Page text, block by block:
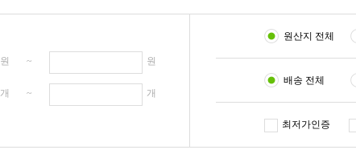
원 ~ 원
개 ~ 개
원산지 전체
배송 전체
최저가인증